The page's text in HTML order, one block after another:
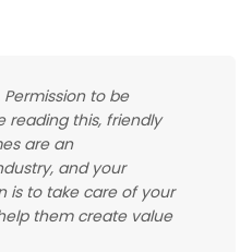
Permission to be
reading this, friendly
are an
and your
is to take care of your
them create value